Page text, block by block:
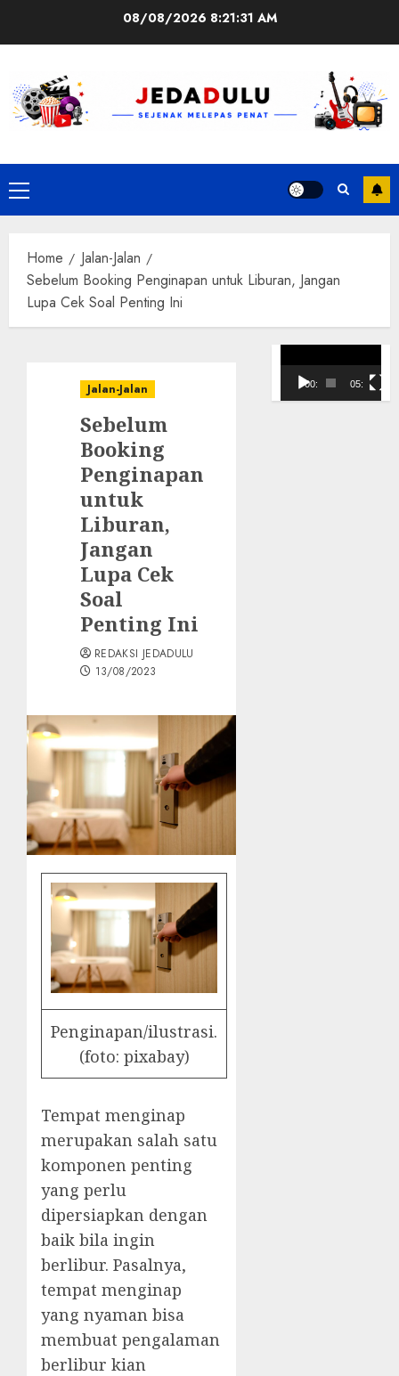
08/08/2026 8:21:32 AM
Primary
Menu
Home
Jalan-Jalan
Sebelum Booking Penginapan untuk Liburan, Jangan
Lupa Cek Soal Penting Ini
Jalan-Jalan
Sebelum
Booking
Penginapan
untuk
Liburan,
Jangan
Lupa Cek
Soal
Penting Ini
REDAKSI JEDADULU
13/08/2023
Penginapan/ilustrasi.
(foto: pixabay)
Tempat menginap
merupakan salah satu
komponen penting
yang perlu
dipersiapkan dengan
baik bila ingin
berlibur. Pasalnya,
tempat menginap
yang nyaman bisa
membuat pengalaman
berlibur kian
Video
00:00 05:10